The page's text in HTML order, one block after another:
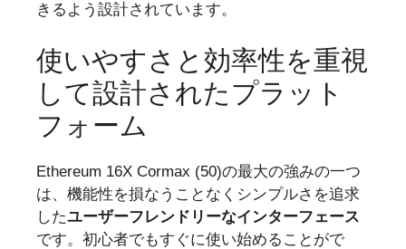
きるよう設計されています。
使いやすさと効率性を重視
して設計されたプラット
フォーム
Ethereum 16X Cormax (50)の最大の強みの一つ
は、機能性を損なうことなくシンプルさを追求
したユーザーフレンドリーなインターフェース
です。初心者でもすぐに使い始めることがで